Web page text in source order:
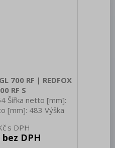
700 RF | REDFOX
RF S
Šířka netto [mm]:
[mm]: 483 Výška
400 Hloubka
brutto [mm]:
bez DPH